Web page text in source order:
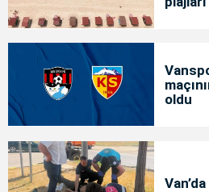
oldu